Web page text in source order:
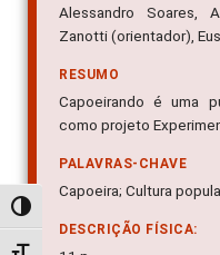
Alternar alto contraste
Alessandro Soares,
Zanotti (orientador),
RESUMO
Capoeirando é uma
como projeto
PALAVRAS-CHAVE
Capoeira; Cultura
DESCRIÇÃO FÍSICA: